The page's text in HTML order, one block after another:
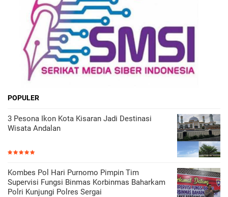
POPULER
3 Pesona Ikon Kota Kisaran Jadi Destinasi
Wisata Andalan
Kombes Pol Hari Purnomo Pimpin Tim
Supervisi Fungsi Binmas Korbinmas Baharkam
Polri Kunjungi Polres Sergai